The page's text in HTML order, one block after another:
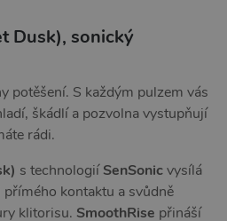
Dusk), sonický
potěšení. S každým pulzem vás
škádlí a pozvolna vystupňují
rádi.
s technologiíSenSonicvysílá
kontaktu a svůdně
klitorisu. SmoothRise přináší